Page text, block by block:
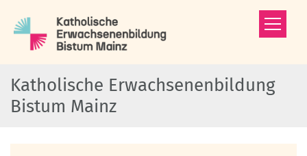
Katholische Erwachsenenbildung
Bistum Mainz